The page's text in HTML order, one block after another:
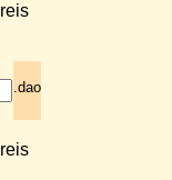
.dao